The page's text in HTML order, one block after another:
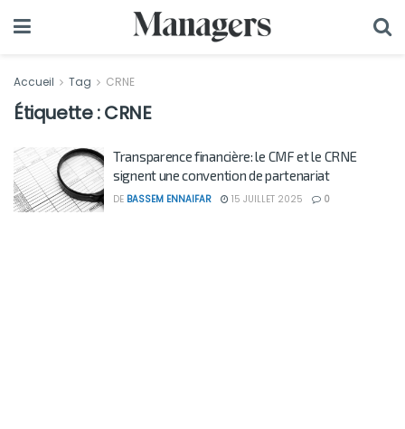
Accueil Tag CRNE
Étiquette :CRNE
Transparence financière: le CMF et le CRNE
signent une convention de partenariat
DE BASSEM ENNAIFAR 15 JUILLET 2025 0